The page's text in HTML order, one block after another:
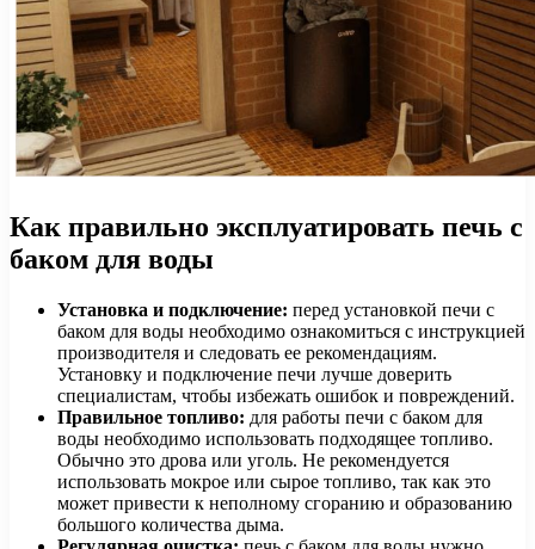
Как правильно эксплуатировать печь с
баком для воды
Установка и подключение: перед установкой печи с
баком для воды необходимо ознакомиться с инструкцией
производителя и следовать ее рекомендациям.
Установку и подключение печи лучше доверить
специалистам, чтобы избежать ошибок и повреждений.
Правильное топливо: для работы печи с баком для
воды необходимо использовать подходящее топливо.
Обычно это дрова или уголь. Не рекомендуется
использовать мокрое или сырое топливо, так как это
может привести к неполному сгоранию и образованию
большого количества дыма.